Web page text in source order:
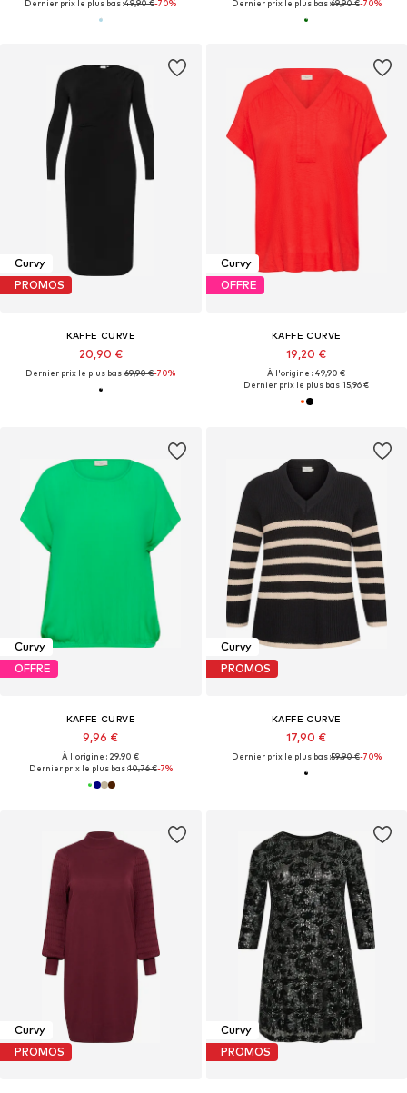
Dernier prix le plus bas :49,90 €-70% Dernier prix le plus bas :69,90 €-70%
Curvy
PROMOS
KAFFE CURVE
20,90 €
Dernier prix le plus bas :69,90 €-70%
Curvy
OFFRE
KAFFE CURVE
19,20 €
À l'origine : 49,90 €
Dernier prix le plus bas :15,96 €
Curvy
OFFRE
KAFFE CURVE
9,96 €
À l'origine : 29,90 €
Dernier prix le plus bas :10,76 €-7%
Curvy
PROMOS
KAFFE CURVE
17,90 €
Dernier prix le plus bas :59,90 €-70%
Curvy
PROMOS
Curvy
PROMOS